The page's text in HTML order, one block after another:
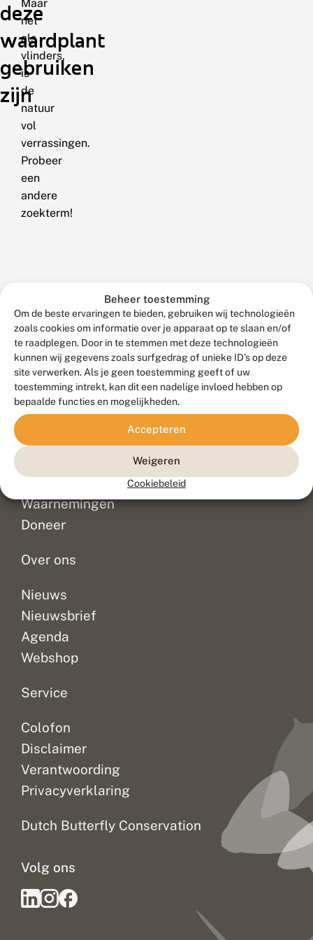
Beheer toestemming
Om de beste ervaringen te bieden, gebruiken wij technologieën
zoals cookies om informatie over je apparaat op te slaan en/of
te raadplegen. Door in te stemmen met deze technologieën
kunnen wij gegevens zoals surfgedrag of unieke ID's op deze
site verwerken. Als je geen toestemming geeft of uw
toestemming intrekt, kan dit een nadelige invloed hebben op
bepaalde functies en mogelijkheden.
Accepteren
Weigeren
Cookiebeleid
deze
waardplant
gebruiken
zijn
Maar
net
als
vlinders,
is
de
natuur
vol
verrassingen.
Probeer
een
andere
zoekterm!
Veelgestelde vragen
Waarnemingen
Doneer
Over ons
Nieuws
Nieuwsbrief
Agenda
Webshop
Service
Colofon
Disclaimer
Verantwoording
Privacyverklaring
Dutch Butterfly Conservation
Volg ons
Meld waarnemingen
© 2026 Vlinderstichting
Duurzaam ontwikkeld doorGo2People, ontworpen door
Blue Field Agency
Privacy
Disclaimer
Sitemap